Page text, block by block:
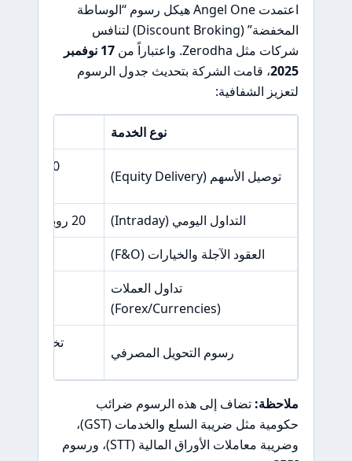
اعتمدت Angel One هيكل رسوم “الوساطة
المخفضة” (Discount Broking) لتنافس
شركات مثل Zerodha. واعتباراً من
17 نوفمبر
2025، قامت الشركة بتحديث جدول الرسوم
لتعزيز الشفافية:
نوع الخدمة
توصيل الأسهم (Equity Delivery)
التداول اليومي (Intraday)
20 روبية أو 0.03% (أيهما أقل) لكل أمر منفذ
العقود الآجلة والخيارات (F&O)
تداول العملات
(Forex/Currencies)
رسوم التحويل المصرفي
ملاحظة: تضاف إلى هذه الرسوم ضرائب
حكومية مثل ضريبة السلع والخدمات (GST)،
وضريبة معاملات الأوراق المالية (STT)، ورسوم